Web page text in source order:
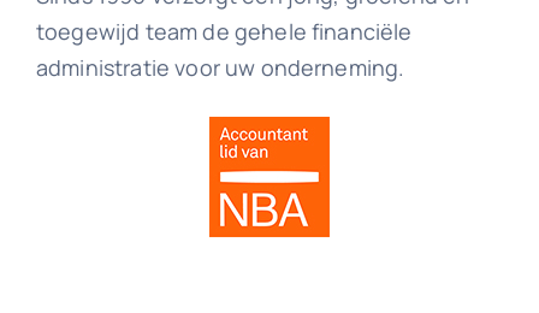
toegewijd team de gehele financiële
administratie voor uw onderneming.